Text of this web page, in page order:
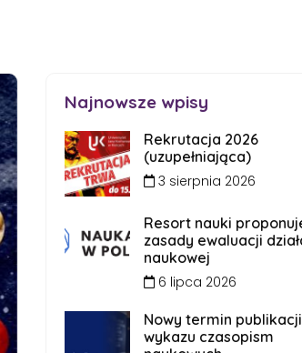
Najnowsze wpisy
Rekrutacja 2026
(uzupełniająca)
3 sierpnia 2026
Resort nauki
zasady ewaluacji
naukowej
6 lipca 2026
Nowy termin publikacji
wykazu czasopism